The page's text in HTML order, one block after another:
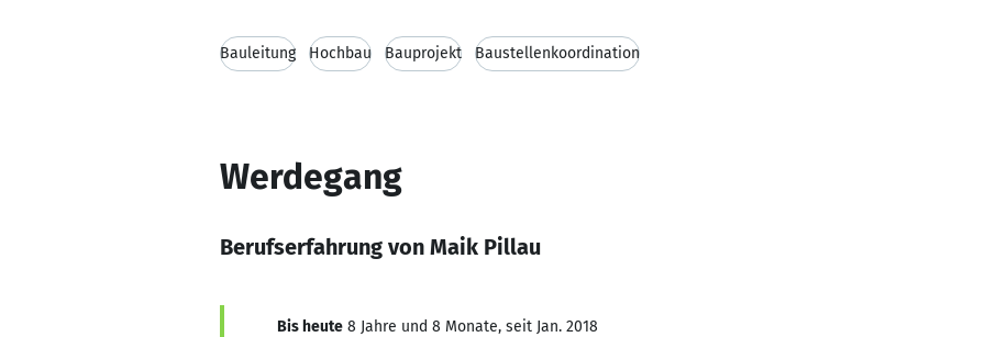
Bauleitung Hochbau Bauprojekt Baustellenkoordination
Werdegang
Berufserfahrung von Maik Pillau
Bis heute 8 Jahre und 8 Monate, seit Jan. 2018